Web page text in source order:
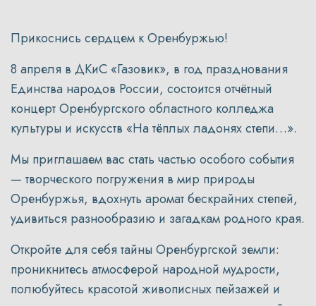
Прикоснись сердцем к Оренбуржью!
8 апреля в ДКиС «Газовик», в год празднования
Единства народов России, состоится отчётный
концерт Оренбургского областного колледжа
культуры и искусств «На тёплых ладонях степи…».
Мы приглашаем вас стать частью особого события
— творческого погружения в мир природы
Оренбуржья, вдохнуть аромат бескрайних степей,
удивиться разнообразию и загадкам родного края.
Откройте для себя тайны Оренбургской земли:
проникнитесь атмосферой народной мудрости,
полюбуйтесь красотой живописных пейзажей и